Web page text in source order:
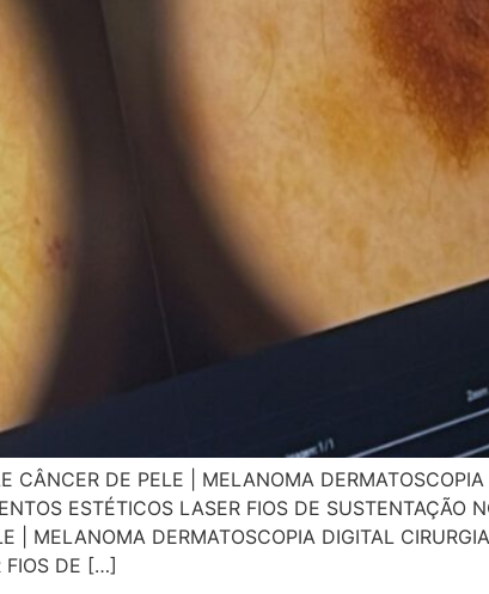
DE PELE | MELANOMA
ESTÉTICOS LASER FIOS DE SUSTENTAÇÃO
| MELANOMA DERMATOSCOPIA DIGITAL
FIOS DE […]